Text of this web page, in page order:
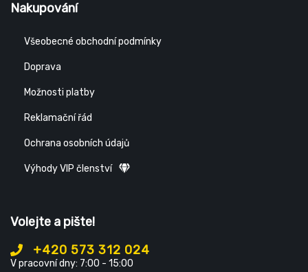
Nakupování
Všeobecné obchodní podmínky
Doprava
Možnosti platby
Reklamační řád
Ochrana osobních údajů
Výhody VIP členství
Volejte a pište!
+420 573 312 024
V pracovní dny: 7:00 - 15:00